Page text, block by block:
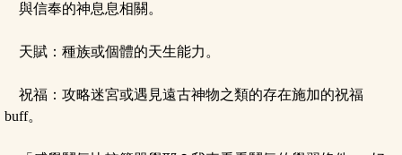
與信奉的神息息相關。
天賦：種族或個體的天生能力。
祝福：攻略迷宮或遇見遠古神物之類的存在施加的祝福
buff。